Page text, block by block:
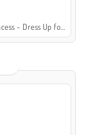
Fashion Princess - Dress Up for Girls